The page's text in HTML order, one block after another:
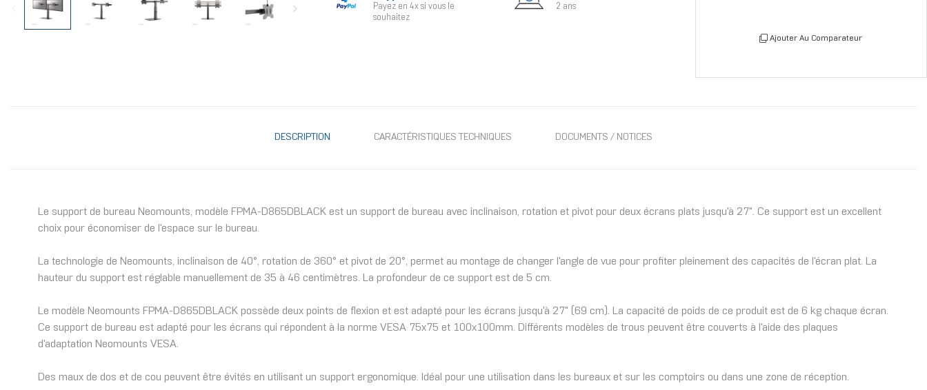
Payez en 4x si vous le
souhaitez
2 ans
Ajouter Au Comparateur
DESCRIPTION CARACTÉRISTIQUES TECHNIQUES DOCUMENTS / NOTICES
Le support de bureau Neomounts, modèle FPMA-D865DBLACK est un support de bureau avec inclinaison, rotation et pivot pour deux écrans plats jusqu'à 27". Ce support est un excellent
choix pour économiser de l'espace sur le bureau.
La technologie de Neomounts, inclinaison de 40°, rotation de 360° et pivot de 20°, permet au montage de changer l'angle de vue pour profiter pleinement des capacités de l'écran plat. La
hauteur du support est réglable manuellement de 35 à 46 centimètres. La profondeur de ce support est de 5 cm.
Le modèle Neomounts FPMA-D865DBLACK possède deux points de flexion et est adapté pour les écrans jusqu'à 27" (69 cm). La capacité de poids de ce produit est de 6 kg chaque écran.
Ce support de bureau est adapté pour les écrans qui répondent à la norme VESA 75x75 et 100x100mm. Différents modèles de trous peuvent être couverts à l'aide des plaques
d'adaptation Neomounts VESA.
Des maux de dos et de cou peuvent être évités en utilisant un support ergonomique. Idéal pour une utilisation dans les bureaux et sur les comptoirs ou dans une zone de réception.